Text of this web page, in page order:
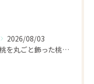
2026/08/03
桃を丸ごと飾った桃のホールケーキ（サンドも桃）